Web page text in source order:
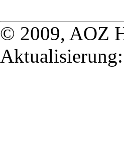
© 2009, AOZ